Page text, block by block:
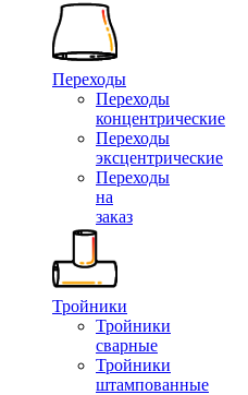
Переходы
Переходы
концентрические
Переходы
эксцентрические
Переходы
на
заказ
Тройники
Тройники
сварные
Тройники
штампованные